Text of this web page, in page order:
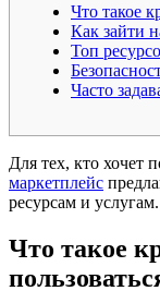
Что такое
Как зайти
Топ
Часто
Для тех, кто хочет
маркетплейс
ресурсам и услугам.
Что такое